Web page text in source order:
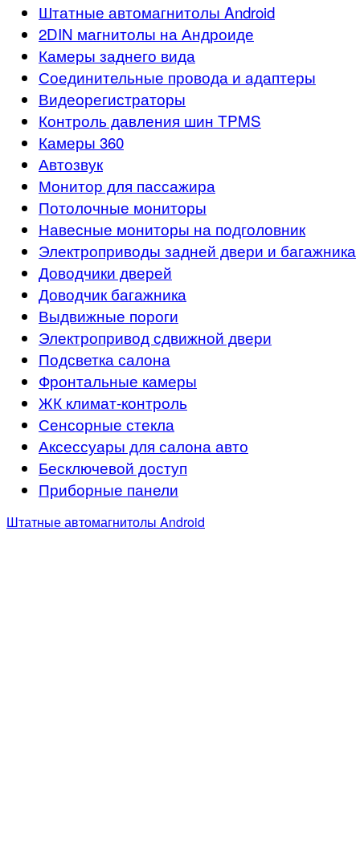
Штатные автомагнитолы Android
2DIN магнитолы на Андроиде
Камеры заднего вида
Соединительные провода и адаптеры
Видеорегистраторы
Контроль давления шин TPMS
Камеры 360
Автозвук
Монитор для пассажира
Потолочные мониторы
Навесные мониторы на подголовник
Электроприводы задней двери и багажника
Доводчики дверей
Доводчик багажника
Выдвижные пороги
Электропривод сдвижной двери
Подсветка салона
Фронтальные камеры
ЖК климат-контроль
Сенсорные стекла
Аксессуары для салона авто
Бесключевой доступ
Приборные панели
Штатные автомагнитолы Android